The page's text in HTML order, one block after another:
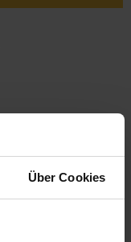
Über Cookies